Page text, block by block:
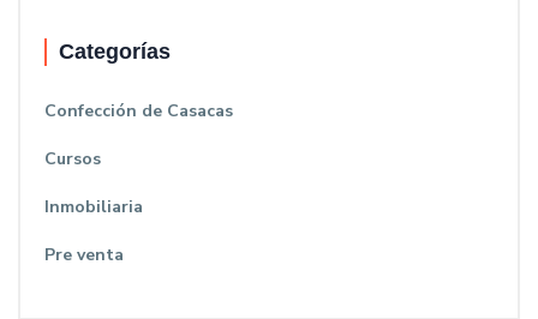
Categorías
Confección de Casacas
Cursos
Inmobiliaria
Pre venta